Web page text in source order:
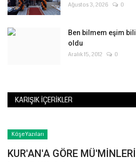
Ağustos 3, 2026 0
Ben bilmem eşim
oldu
Aralık 15, 2012 0
KARIŞIK İÇERIKLER
Köşe Yazıları
KUR'AN'A GÖRE